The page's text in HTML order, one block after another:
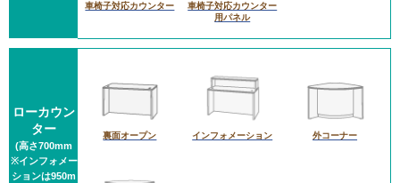
車椅子対応カウンター
車椅子対応カウンター
用パネル
ローカウン
ター
(高さ700mm
※インフォメー
ションは950m
裏面オープン インフォメーション 外コーナー